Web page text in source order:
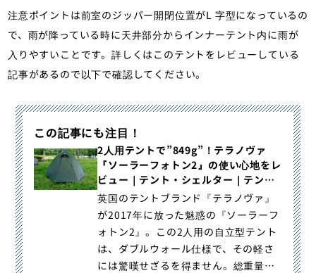
注意ポイントは前室のジッパー開閉位置がL 字型になっているの
で、雨が降っている時に天井部分からインナーテント内に雨が
入りやすいことです。詳しくはこのテントをレビューしている
記事があるので以下で確認してください。
この記事にも注目！
2人用テントで”849g”！テラノヴァ
『ソーラーフォトン2』の使い心地をレ
ビュー｜テント・シェルター｜テント
泊装備｜登山ギア｜山のモノ｜登山・
トレラン・山スキーマガジン「山旅
旅」
英国のテントブランド『テラノヴァ』
が2017年に放った魅惑の『ソーラーフ
ォトン2』。この2人用の自立型テント
は、ダブルウォール仕様で、その軽さ
には驚嘆せざるを得ません。総重量で